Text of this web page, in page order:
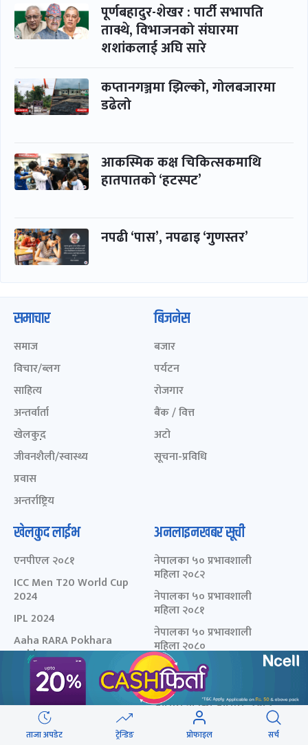
पूर्णबहादुर-शेखर : पार्टी सभापति
ताक्थे, विभाजनको संघारमा
शशांकलाई अघि सारे
कप्तानगञ्जमा झिल्को, गोलबजारमा
डढेलो
आकस्मिक कक्ष चिकित्सकमाथि
हातपातको ‘हटस्पट’
नपढी ‘पास’, नपढाइ ‘गुणस्तर’
ताजा अपडेट ट्रेन्डिङ प्रोफाइल सर्च
समाचार
समाज
विचार/ब्लग
साहित्य
अन्तर्वार्ता
खेलकुद़़
जीवनशैली/स्वास्थ्य
प्रवास
अन्तर्राष्ट्रिय
बिजनेस
बजार
पर्यटन
रोजगार
बैंक / वित्त
अटो
सूचना-प्रविधि
खेलकुद लाईभ
एनपीएल २०८१
ICC Men T20 World Cup
2024
IPL 2024
Aaha RARA Pokhara
gold cup
Nepal Super League -
2080
अनलाइनखबर सूची
नेपालका ५० प्रभावशाली
महिला २०८२
नेपालका ५० प्रभावशाली
महिला २०८१
नेपालका ५० प्रभावशाली
महिला २०८०
चालीस मुनिका चालीस- २०८३
- छनोट मनोनयन फर्म
चालीस मुनिका चालीस- २०८२
चालीस मुनिका चालीस- २०८१